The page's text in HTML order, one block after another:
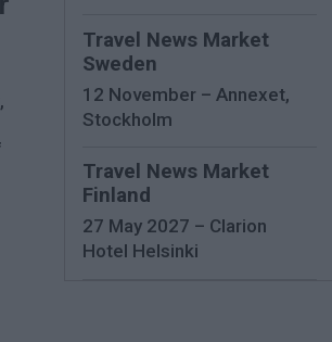
Travel News Market
Sweden
12 November – Annexet,
Stockholm
Travel News Market
Finland
27 May 2027 – Clarion
Hotel Helsinki